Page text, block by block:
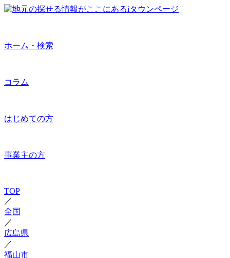
ホーム・検索
コラム
はじめての方
事業主の方
TOP
／
全国
／
広島県
／
福山市